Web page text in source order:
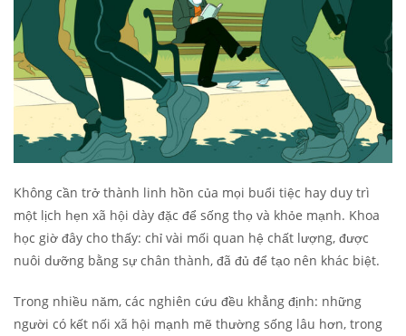
Không cần trở thành linh hồn của mọi buổi tiệc hay duy trì
một lịch hẹn xã hội dày đặc để sống thọ và khỏe mạnh. Khoa
học giờ đây cho thấy: chỉ vài mối quan hệ chất lượng, được
nuôi dưỡng bằng sự chân thành, đã đủ để tạo nên khác biệt.
Trong nhiều năm, các nghiên cứu đều khẳng định: những
người có kết nối xã hội mạnh mẽ thường sống lâu hơn, trong